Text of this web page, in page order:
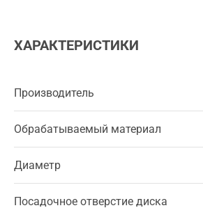
ХАРАКТЕРИСТИКИ
Производитель
Обрабатываемый материал
Диаметр
Посадочное отверстие диска